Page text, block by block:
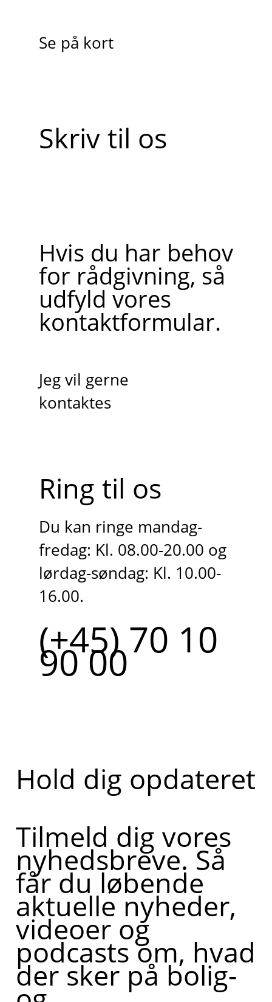
Se på kort
Skriv til os
Hvis du har behov
for rådgivning, så
udfyld vores
kontaktformular.
Jeg vil gerne
kontaktes
Ring til os
Du kan ringe mandag-
fredag: Kl. 08.00-20.00 og
lørdag-søndag: Kl. 10.00-
16.00.
(+45) 70 10
90 00
Hold dig opdateret
Tilmeld dig vores
nyhedsbreve. Så
får du løbende
aktuelle nyheder,
videoer og
podcasts om, hvad
der sker på bolig-